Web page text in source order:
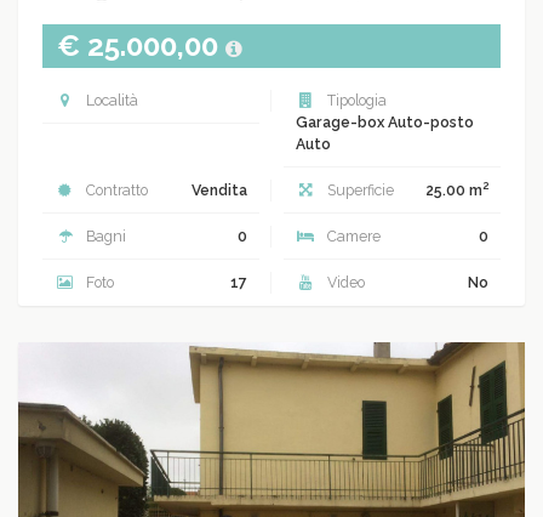
€ 25.000,00
Località
Tipologia
Garage-box Auto-posto
Auto
Contratto Vendita Superficie 25.00 m2
Bagni 0 Camere 0
Foto 17 Video No